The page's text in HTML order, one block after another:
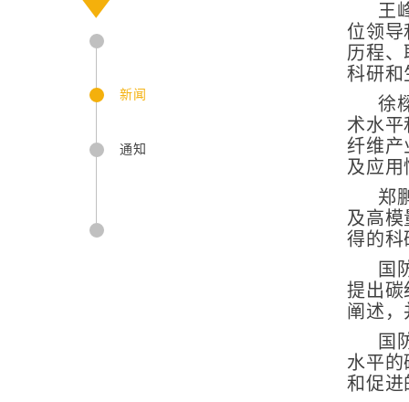
新闻
通知
王
位领
历程
科研和
徐
术水
纤维产
及应
郑
及高
得的科
国
提出碳
阐述
国
水平
和促进